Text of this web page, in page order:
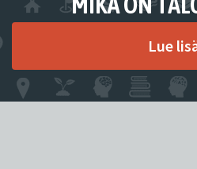
Lue